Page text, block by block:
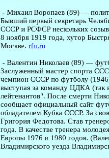
- Михаил Воропаев (89) —
Бывший первый секретарь
СССР и РСФСР нескольких
8 ноября 1919 года, хутор
Москве. rfn.ru
- Валентин Николаев (89) —
Заслуженный мастер спорта
чемпион СССР по футболу
выступая за команду ЦДКА
лейтенантов". После смерти
сообщает официальный сайт
обладателем Кубка СССР. За
Григория Федотова. Став
года. В качестве тренера
Европы 1976 и 1980 годов.
Владимирского уезда